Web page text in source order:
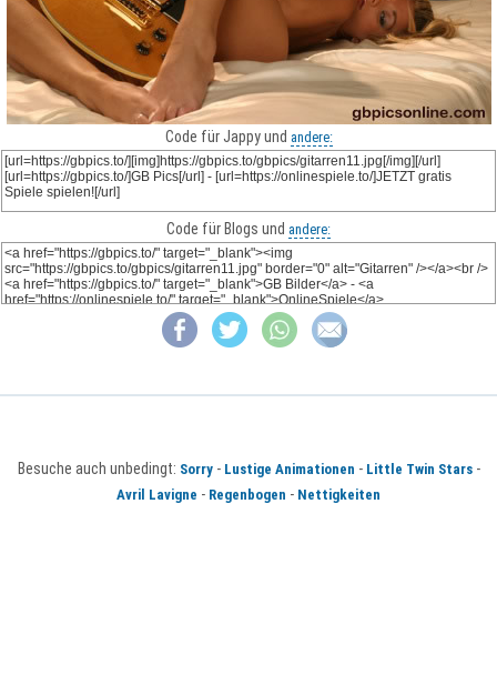
Code für Jappy und andere:
Code für Blogs und andere:
Besuche auch unbedingt: Sorry- Lustige Animationen - Little Twin Stars-
Avril Lavigne - Regenbogen - Nettigkeiten